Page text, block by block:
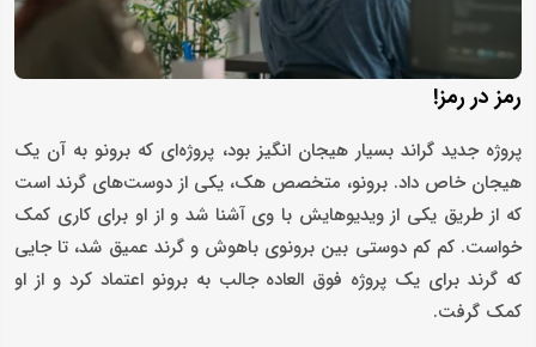
رمز در رمز!
پروژه جدید گراند بسیار هیجان انگیز بود، پروژه‌ای که برونو به آن یک
هیجان خاص داد. برونو، متخصص هک، یکی از دوست‌های گرند است
که از طریق یکی از ویدیوهایش با وی آشنا شد و از او برای کاری کمک
خواست. کم کم دوستی بین برونوی باهوش و گرند عمیق شد، تا جایی
که گرند برای یک پروژه فوق العاده جالب به برونو اعتماد کرد و از او
کمک گرفت.